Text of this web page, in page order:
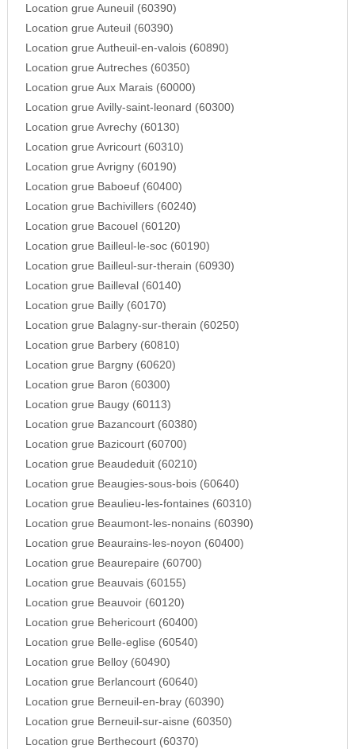
Location grue Auneuil (60390)
Location grue Auteuil (60390)
Location grue Autheuil-en-valois (60890)
Location grue Autreches (60350)
Location grue Aux Marais (60000)
Location grue Avilly-saint-leonard (60300)
Location grue Avrechy (60130)
Location grue Avricourt (60310)
Location grue Avrigny (60190)
Location grue Baboeuf (60400)
Location grue Bachivillers (60240)
Location grue Bacouel (60120)
Location grue Bailleul-le-soc (60190)
Location grue Bailleul-sur-therain (60930)
Location grue Bailleval (60140)
Location grue Bailly (60170)
Location grue Balagny-sur-therain (60250)
Location grue Barbery (60810)
Location grue Bargny (60620)
Location grue Baron (60300)
Location grue Baugy (60113)
Location grue Bazancourt (60380)
Location grue Bazicourt (60700)
Location grue Beaudeduit (60210)
Location grue Beaugies-sous-bois (60640)
Location grue Beaulieu-les-fontaines (60310)
Location grue Beaumont-les-nonains (60390)
Location grue Beaurains-les-noyon (60400)
Location grue Beaurepaire (60700)
Location grue Beauvais (60155)
Location grue Beauvoir (60120)
Location grue Behericourt (60400)
Location grue Belle-eglise (60540)
Location grue Belloy (60490)
Location grue Berlancourt (60640)
Location grue Berneuil-en-bray (60390)
Location grue Berneuil-sur-aisne (60350)
Location grue Berthecourt (60370)